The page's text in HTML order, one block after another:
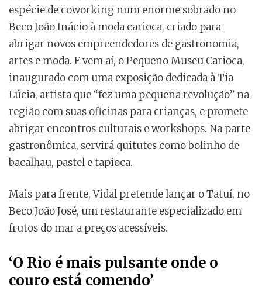
espécie de coworking num enorme sobrado no
Beco João Inácio à moda carioca, criado para
abrigar novos empreendedores de gastronomia,
artes e moda. E vem aí, o Pequeno Museu Carioca,
inaugurado com uma exposição dedicada à Tia
Lúcia, artista que “fez uma pequena revolução” na
região com suas oficinas para crianças, e promete
abrigar encontros culturais e workshops. Na parte
gastronômica, servirá quitutes como bolinho de
bacalhau, pastel e tapioca.
Mais para frente, Vidal pretende lançar o Tatuí, no
Beco João José, um restaurante especializado em
frutos do mar a preços acessíveis.
‘O Rio é mais pulsante onde o
couro está comendo’